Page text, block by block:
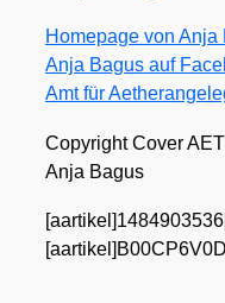
Home­page von Anja
Anja Bagus auf
Amt für
Copy­right Cover
Anja Bagus